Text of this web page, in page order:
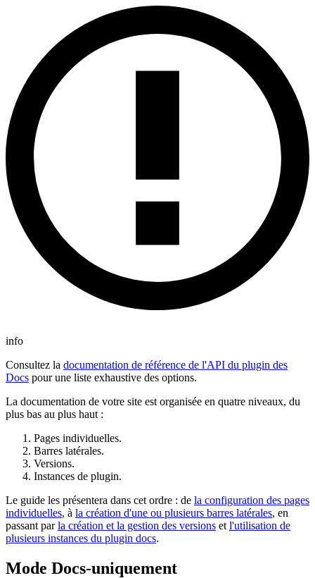
info
Consultez la documentation de référence de l'API du plugin des
Docs pour une liste exhaustive des options.
La documentation de votre site est organisée en quatre niveaux, du
plus bas au plus haut :
Pages individuelles.
Barres latérales.
Versions.
Instances de plugin.
Le guide les présentera dans cet ordre : de la configuration des pages
individuelles, à la création d'une ou plusieurs barres latérales, en
passant parla création et la gestion des versions et l'utilisation de
plusieurs instances du plugin docs.
Mode Docs-uniquement